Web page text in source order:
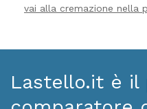
vai alla cremazione nella
Lastello.it è il